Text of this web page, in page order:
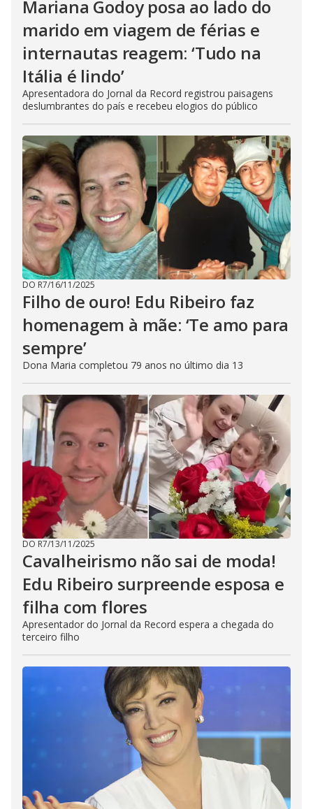
Mariana Godoy posa ao lado do
marido em viagem de férias e
internautas reagem: ‘Tudo na
Itália é lindo’
Apresentadora do Jornal da Record registrou paisagens
deslumbrantes do país e recebeu elogios do público
DO R7/16/11/2025
Filho de ouro! Edu Ribeiro faz
homenagem à mãe: ‘Te amo para
sempre’
Dona Maria completou 79 anos no último dia 13
DO R7/13/11/2025
Cavalheirismo não sai de moda!
Edu Ribeiro surpreende esposa e
filha com flores
Apresentador do Jornal da Record espera a chegada do
terceiro filho